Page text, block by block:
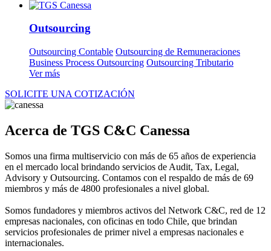
Outsourcing
Outsourcing Contable Outsourcing de Remuneraciones
Business Process Outsourcing Outsourcing Tributario
Ver más
SOLICITE UNA COTIZACIÓN
Acerca de TGS C&C Canessa
Somos una firma multiservicio con más de 65 años de experiencia
en el mercado local brindando servicios de Audit, Tax, Legal,
Advisory y Outsourcing. Contamos con el respaldo de más de 69
miembros y más de 4800 profesionales a nivel global.
Somos fundadores y miembros activos del Network C&C, red de 12
empresas nacionales, con oficinas en todo Chile, que brindan
servicios profesionales de primer nivel a empresas nacionales e
internacionales.